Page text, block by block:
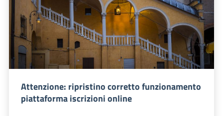
Attenzione: ripristino corretto funzionamento
piattaforma iscrizioni online